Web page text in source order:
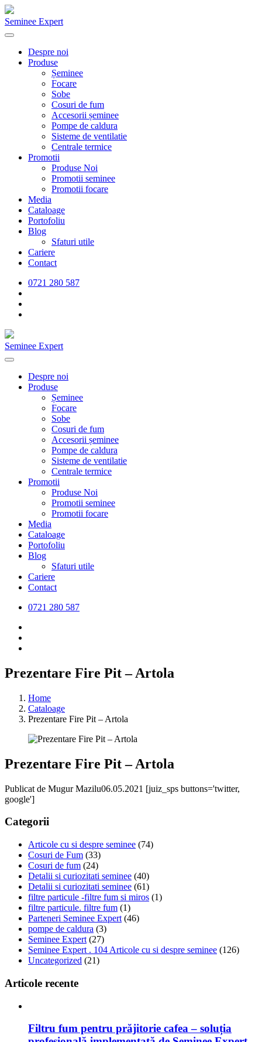
Seminee Expert
Despre noi
Produse
Șeminee
Focare
Sobe
Cosuri de fum
Accesorii șeminee
Pompe de caldura
Sisteme de ventilatie
Centrale termice
Promotii
Produse Noi
Promotii seminee
Promotii focare
Media
Cataloage
Portofoliu
Blog
Sfaturi utile
Cariere
Contact
0721 280 587
Seminee Expert
Despre noi
Produse
Șeminee
Focare
Sobe
Cosuri de fum
Accesorii șeminee
Pompe de caldura
Sisteme de ventilatie
Centrale termice
Promotii
Produse Noi
Promotii seminee
Promotii focare
Media
Cataloage
Portofoliu
Blog
Sfaturi utile
Cariere
Contact
0721 280 587
Prezentare Fire Pit – Artola
Home
Cataloage
Prezentare Fire Pit – Artola
Prezentare Fire Pit – Artola
Publicat de Mugur Mazilu06.05.2021 [juiz_sps buttons='twitter,
google']
Categorii
Articole cu si despre seminee (74)
Cosuri de Fum (33)
Cosuri de fum (24)
Detalii si curiozitati seminee (40)
Detalii si curiozitati seminee (61)
filtre particule -filtre fum si miros (1)
filtre particule. filtre fum (1)
Parteneri Seminee Expert (46)
pompe de caldura (3)
Seminee Expert (27)
Seminee Expert . 104 Articole cu si despre seminee (126)
Uncategorized (21)
Articole recente
Filtru fum pentru prăjitorie cafea – soluția